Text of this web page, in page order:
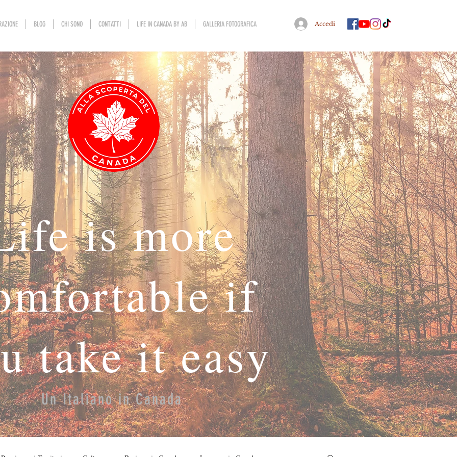
BLOG CHI SONO CONTATTI LIFE IN CANADA BY AB GALLERIA FOTOGRAFICA Accedi
is more
if
take it easy
Un Italiano in Canada